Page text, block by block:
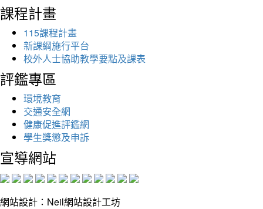
課程計畫
115課程計畫
新課綱施行平台
校外人士協助教學要點及課表
評鑑專區
環境教育
交通安全網
健康促進評鑑網
學生獎懲及申訴
宣導網站
網站設計：Neil網站設計工坊